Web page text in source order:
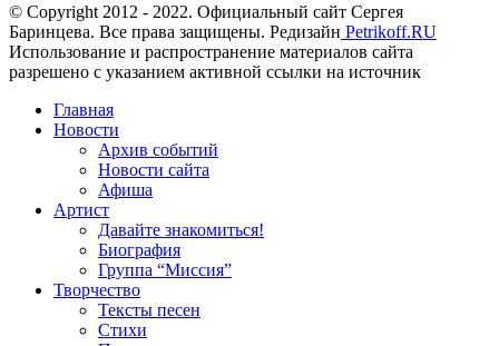
© Copyright 2012 - 2022. Официальный сайт Сергея
Баринцева. Все права защищены. Редизайн Petrikoff.RU
Использование и распространение материалов сайта
разрешено с указанием активной ссылки на источник
Главная
Новости
Архив событий
Новости сайта
Афиша
Артист
Давайте знакомиться!
Биография
Группа “Миссия”
Творчество
Тексты песен
Стихи